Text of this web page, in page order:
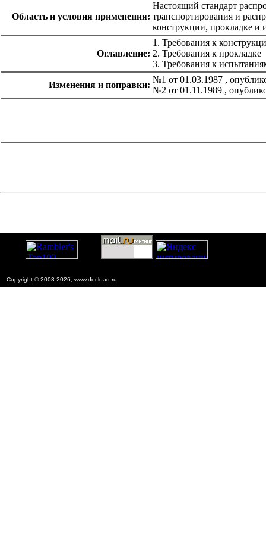
Область и условия применения:
Настоящий стандарт
транспортирования и
конструкции, прокладке и
Оглавление:
1. Требования к
2. Требования к прокладке
3. Требования к
Изменения и поправки:
№1 от 01.03.1987 ,
№2 от 01.11.1989 ,
Copyright © 2008-2026, www.docload.ru